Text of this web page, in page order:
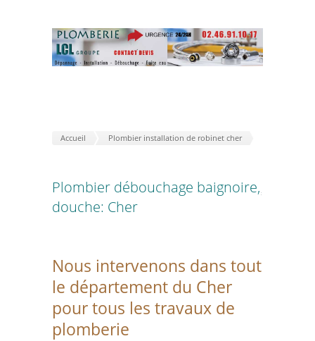
Accueil Plombier installation de robinet cher
Plombier débouchage baignoire,
douche: Cher
Nous intervenons dans tout
le département du Cher
pour tous les travaux de
plomberie